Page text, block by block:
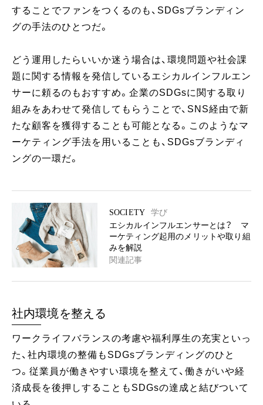
することでファンをつくるのも、SDGsブランディン
グの手法のひとつだ。
どう運用したらいいか迷う場合は、環境問題や社会課
題に関する情報を発信しているエシカルインフルエン
サーに頼るのもおすすめ。企業のSDGsに関する取り
組みをあわせて発信してもらうことで、SNS経由で新
たな顧客を獲得することも可能となる。このようなマ
ーケティング手法を用いることも、SDGsブランディ
ングの一環だ。
SOCIETY
学び
エシカルインフルエンサーとは？ マ
ーケティング起用のメリットや取り組
みを解説
関連記事
社内環境を整える
ワークライフバランスの考慮や福利厚生の充実といっ
た、社内環境の整備もSDGsブランディングのひと
つ。従業員が働きやすい環境を整えて、働きがいや経
済成長を後押しすることもSDGsの達成と結びついて